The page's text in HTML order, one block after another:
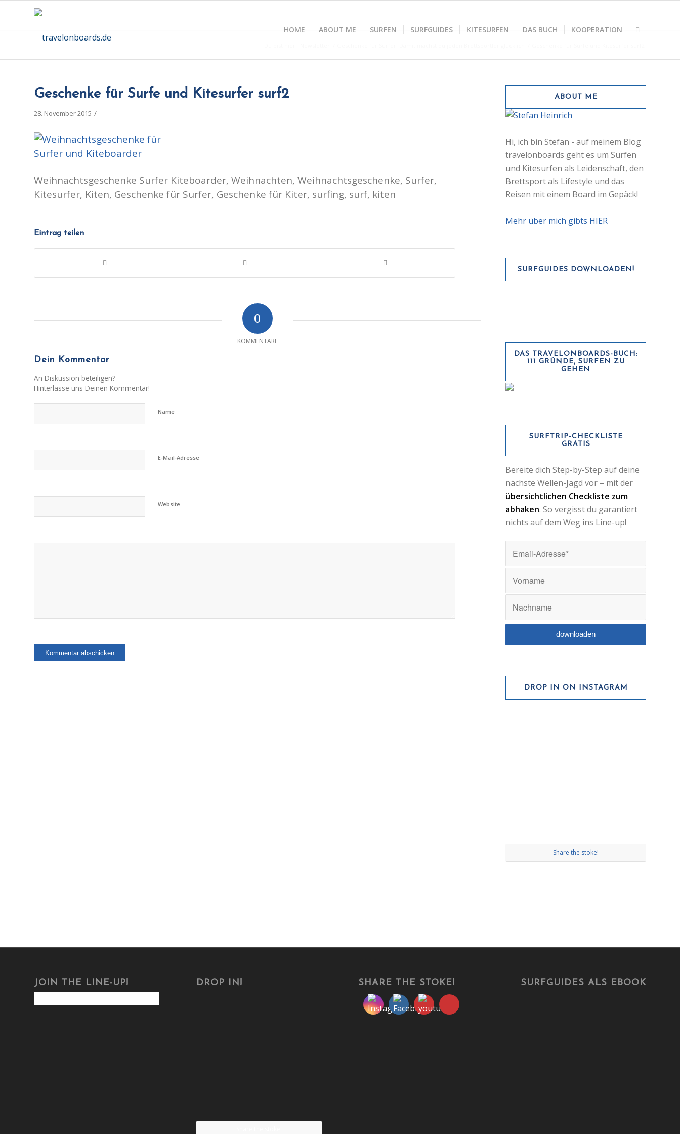
HOME ABOUT ME SURFEN SURFGUIDES KITESURFEN DAS BUCH KOOPERATION
Geschenke für Surfe und Kitesurfer surf2
28. November 2015 /
Weihnachtsgeschenke Surfer Kiteboarder, Weihnachten, Weihnachtsgeschenke, Surfer,
Kitesurfer, Kiten, Geschenke für Surfer, Geschenke für Kiter, surfing, surf, kiten
Eintrag teilen
0
KOMMENTARE
Dein Kommentar
An Diskussion beteiligen?
Hinterlasse uns Deinen Kommentar!
Name
E-Mail-Adresse
Website
ABOUT ME
Hi, ich bin Stefan - auf meinem Blog
travelonboards geht es um Surfen
und Kitesurfen als Leidenschaft, den
Brettsport als Lifestyle und das
Reisen mit einem Board im Gepäck!
Mehr über mich gibts HIER
SURFGUIDES DOWNLOADEN!
DAS TRAVELONBOARDS-BUCH:
111 GRÜNDE, SURFEN ZU
GEHEN
SURFTRIP-CHECKLISTE
GRATIS
Bereite dich Step-by-Step auf deine
nächste Wellen-Jagd vor – mit der
übersichtlichen Checkliste zum
abhaken. So vergisst du garantiert
nichts auf dem Weg ins Line-up!
DROP IN ON INSTAGRAM
Share the stoke!
JOIN THE LINE-UP! DROP IN! SHARE THE STOKE! SURFGUIDES ALS EBOOK